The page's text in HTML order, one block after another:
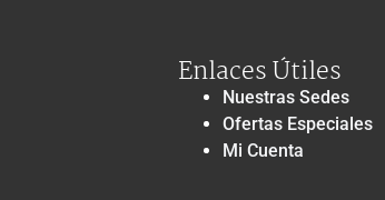
Enlaces Útiles
Nuestras Sedes
Ofertas Especiales
Mi Cuenta